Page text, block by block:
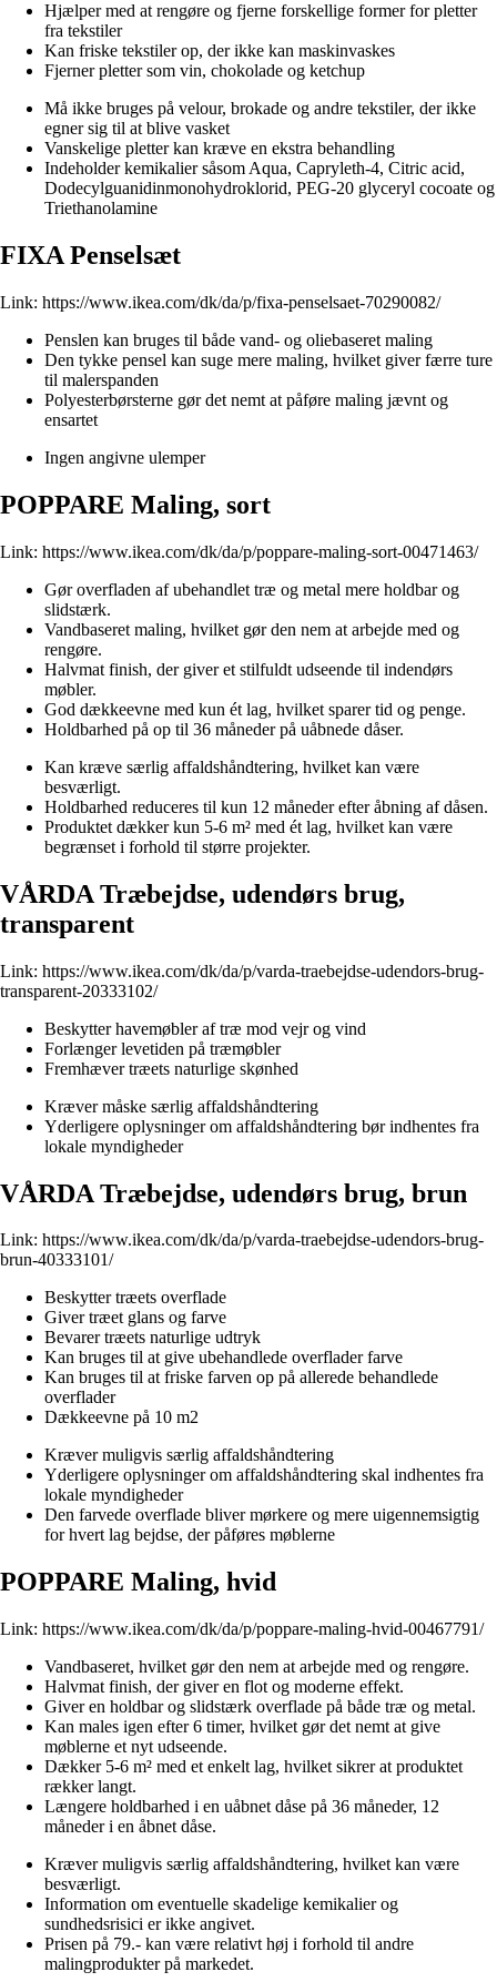
Hjælper med at rengøre og fjerne forskellige former for pletter
fra tekstiler
Kan friske tekstiler op, der ikke kan maskinvaskes
Fjerner pletter som vin, chokolade og ketchup
Må ikke bruges på velour, brokade og andre tekstiler, der ikke
egner sig til at blive vasket
Vanskelige pletter kan kræve en ekstra behandling
Indeholder kemikalier såsom Aqua, Capryleth-4, Citric acid,
Dodecylguanidinmonohydroklorid, PEG-20 glyceryl cocoate og
Triethanolamine
FIXA Penselsæt
Link: https://www.ikea.com/dk/da/p/fixa-penselsaet-70290082/
Penslen kan bruges til både vand- og oliebaseret maling
Den tykke pensel kan suge mere maling, hvilket giver færre ture
til malerspanden
Polyesterbørsterne gør det nemt at påføre maling jævnt og
ensartet
Ingen angivne ulemper
POPPARE Maling, sort
Link: https://www.ikea.com/dk/da/p/poppare-maling-sort-00471463/
Gør overfladen af ubehandlet træ og metal mere holdbar og
slidstærk.
Vandbaseret maling, hvilket gør den nem at arbejde med og
rengøre.
Halvmat finish, der giver et stilfuldt udseende til indendørs
møbler.
God dækkeevne med kun ét lag, hvilket sparer tid og penge.
Holdbarhed på op til 36 måneder på uåbnede dåser.
Kan kræve særlig affaldshåndtering, hvilket kan være
besværligt.
Holdbarhed reduceres til kun 12 måneder efter åbning af dåsen.
Produktet dækker kun 5-6 m² med ét lag, hvilket kan være
begrænset i forhold til større projekter.
VÅRDA Træbejdse, udendørs brug,
transparent
Link: https://www.ikea.com/dk/da/p/varda-traebejdse-udendors-brug-
transparent-20333102/
Beskytter havemøbler af træ mod vejr og vind
Forlænger levetiden på træmøbler
Fremhæver træets naturlige skønhed
Kræver måske særlig affaldshåndtering
Yderligere oplysninger om affaldshåndtering bør indhentes fra
lokale myndigheder
VÅRDA Træbejdse, udendørs brug, brun
Link: https://www.ikea.com/dk/da/p/varda-traebejdse-udendors-brug-
brun-40333101/
Beskytter træets overflade
Giver træet glans og farve
Bevarer træets naturlige udtryk
Kan bruges til at give ubehandlede overflader farve
Kan bruges til at friske farven op på allerede behandlede
overflader
Dækkeevne på 10 m2
Kræver muligvis særlig affaldshåndtering
Yderligere oplysninger om affaldshåndtering skal indhentes fra
lokale myndigheder
Den farvede overflade bliver mørkere og mere uigennemsigtig
for hvert lag bejdse, der påføres møblerne
POPPARE Maling, hvid
Link: https://www.ikea.com/dk/da/p/poppare-maling-hvid-00467791/
Vandbaseret, hvilket gør den nem at arbejde med og rengøre.
Halvmat finish, der giver en flot og moderne effekt.
Giver en holdbar og slidstærk overflade på både træ og metal.
Kan males igen efter 6 timer, hvilket gør det nemt at give
møblerne et nyt udseende.
Dækker 5-6 m² med et enkelt lag, hvilket sikrer at produktet
rækker langt.
Længere holdbarhed i en uåbnet dåse på 36 måneder, 12
måneder i en åbnet dåse.
Kræver muligvis særlig affaldshåndtering, hvilket kan være
besværligt.
Information om eventuelle skadelige kemikalier og
sundhedsrisici er ikke angivet.
Prisen på 79.- kan være relativt høj i forhold til andre
malingprodukter på markedet.